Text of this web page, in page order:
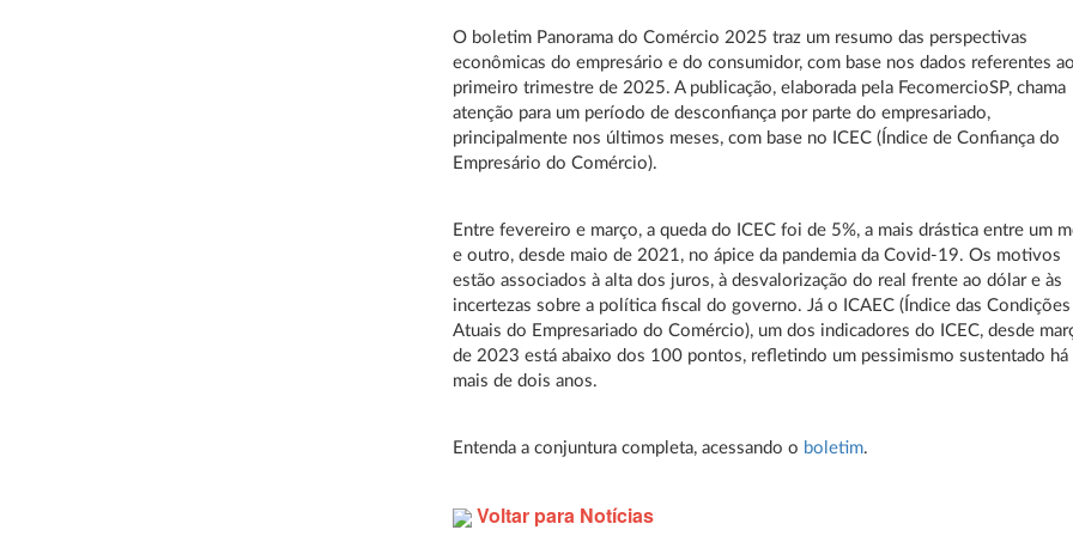
O boletim Panorama do Comércio 2025 traz um resumo das perspectivas
econômicas do empresário e do consumidor, com base nos dados referentes ao
primeiro trimestre de 2025. A publicação, elaborada pela FecomercioSP, chama
atenção para um período de desconfiança por parte do empresariado,
principalmente nos últimos meses, com base no ICEC (Índice de Confiança do
Empresário do Comércio).
Entre fevereiro e março, a queda do ICEC foi de 5%, a mais drástica entre um
e outro, desde maio de 2021, no ápice da pandemia da Covid-19. Os motivos
estão associados à alta dos juros, à desvalorização do real frente ao dólar e às
incertezas sobre a política fiscal do governo. Já o ICAEC (Índice das Condições
Atuais do Empresariado do Comércio), um dos indicadores do ICEC, desde
de 2023 está abaixo dos 100 pontos, refletindo um pessimismo sustentado há
mais de dois anos.
Entenda a conjuntura completa, acessando o boletim.
Voltar para Notícias